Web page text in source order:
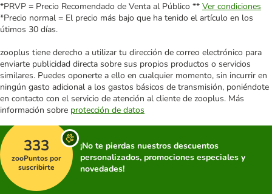
*PRVP = Precio Recomendado de Venta al Público ** Ver condiciones
*Precio normal = El precio más bajo que ha tenido el artículo en los
útimos 30 días.
zooplus tiene derecho a utilizar tu dirección de correo electrónico para
enviarte publicidad directa sobre sus propios productos o servicios
similares. Puedes oponerte a ello en cualquier momento, sin incurrir en
ningún gasto adicional a los gastos básicos de transmisión, poniéndote
en contacto con el servicio de atención al cliente de zooplus. Más
información sobre protección de datos
333
zooPuntos por
suscribirte
¡No te pierdas nuestros descuentos
personalizados, promociones especiales y
novedades!